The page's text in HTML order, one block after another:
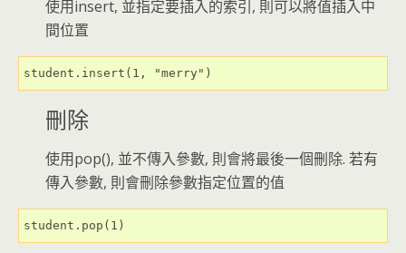
使用insert, 並指定要插入的索引, 則可以將值插入中
間位置
student.insert(1, "merry")
刪除
使用pop(), 並不傳入參數, 則會將最後一個刪除. 若有
傳入參數, 則會刪除參數指定位置的值
student.pop(1)